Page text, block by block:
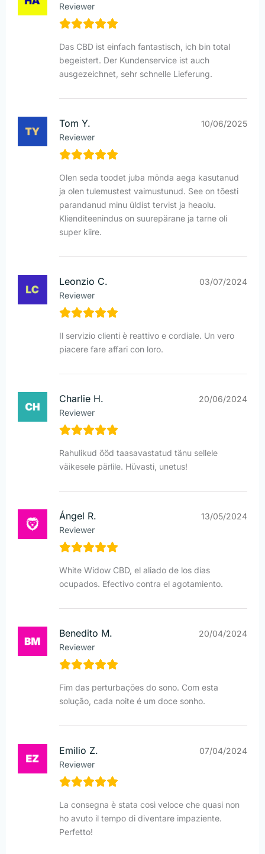
Reviewer
Das CBD ist einfach fantastisch, ich bin total
begeistert. Der Kundenservice ist auch
ausgezeichnet, sehr schnelle Lieferung.
Tom Y.
Reviewer
10/06/2025
Olen seda toodet juba mõnda aega kasutanud
ja olen tulemustest vaimustunud. See on tõesti
parandanud minu üldist tervist ja heaolu.
Klienditeenindus on suurepärane ja tarne oli
super kiire.
Leonzio C.
Reviewer
03/07/2024
Il servizio clienti è reattivo e cordiale. Un vero
piacere fare affari con loro.
Charlie H.
Reviewer
20/06/2024
Rahulikud ööd taasavastatud tänu sellele
väikesele pärlile. Hüvasti, unetus!
Ángel R.
Reviewer
13/05/2024
White Widow CBD, el aliado de los días
ocupados. Efectivo contra el agotamiento.
Benedito M.
Reviewer
20/04/2024
Fim das perturbações do sono. Com esta
solução, cada noite é um doce sonho.
Emilio Z.
Reviewer
07/04/2024
La consegna è stata così veloce che quasi non
ho avuto il tempo di diventare impaziente.
Perfetto!